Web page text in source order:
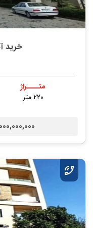
خرید
متــــراژ
۲۲۰ متر
1,000,000,000